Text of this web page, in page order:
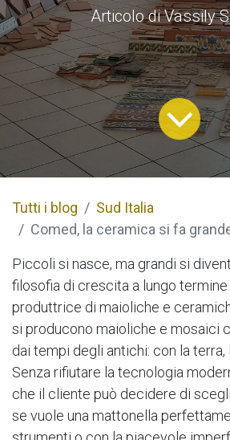
Articolo di Vassily
Tutti i blog
Sud Italia
Comed, la ceramica si fa
Piccoli si nasce, ma grandi si
filosofia di crescita a lungo termine
produttrice di maioliche e
si producono maioliche e mosaici
dai tempi degli antichi: con la terra,
Senza rifiutare la tecnologia
che il cliente può decidere di
se vuole una mattonella